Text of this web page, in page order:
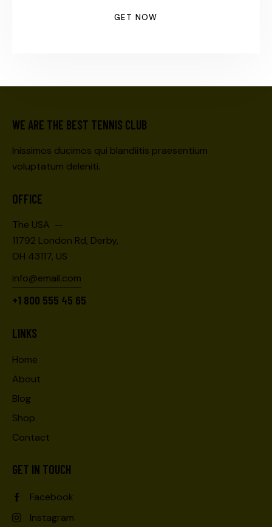
GET NOW
WE ARE THE BEST TENNIS CLUB
Inissimos ducimos qui blandiitis praesentium
voluptatum deleniti.
OFFICE
The USA —
11792 London Rd, Derby,
OH 43117, US
info@email.com
+1 800 555 45 65
LINKS
Home
About
Blog
Shop
Contact
GET IN TOUCH
Facebook
Instagram